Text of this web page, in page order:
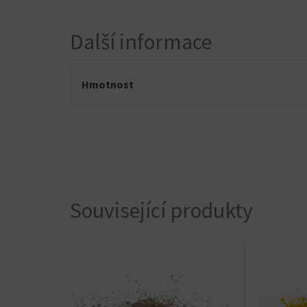
Další informace
Hmotnost
Související produkty